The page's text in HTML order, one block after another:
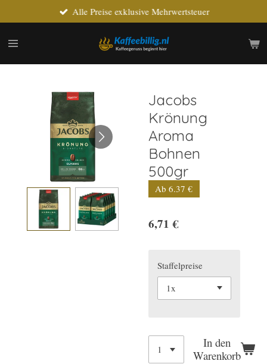
Hauptinhalt
springen
Alle Preise exklusive Mehrwertsteuer
Jacobs
Krönung
Aroma
Bohnen
500gr
Ab 6.37 €
6,71 €
Staffelpreise
In den
Warenkorb